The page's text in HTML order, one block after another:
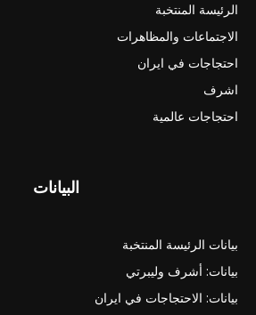
الرئيسة المنتخبة
الاجتماعات والمظاهرات
احتجاجات في ايران
اشرف
احتجاجات عالمية
البيانات
بيانات الرئيسة المنتخبة
بيانات: أشرف وليبرتي
بيانات: الاحتجاجات في ايران